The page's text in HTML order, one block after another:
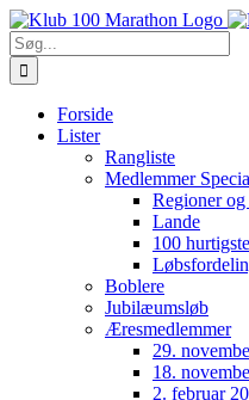
Skip
to
content
Søg
efter:
Forside
Lister
Rangliste
Medlemmer
Regioner
Lande
100
Boblere
Jubilæumsløb
Æresmedlemmer
29.
18.
2. februar